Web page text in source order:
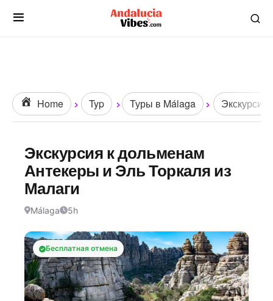
Home Typ Туры в Málaga Экскурсии
Экскурсия к дольменам
Антекеры и Эль Торкаля из
Малаги
Málaga 5h
Бесплатная отмена